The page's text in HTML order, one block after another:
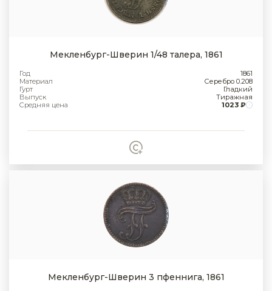
Мекленбург-Шверин 1/48 талера, 1861
Год
1861
Материал
Серебро 0.208
Гурт
Гладкий
Выпуск
Тиражная
Средняя цена
1023 ₽
Мекленбург-Шверин 3 пфеннига, 1861